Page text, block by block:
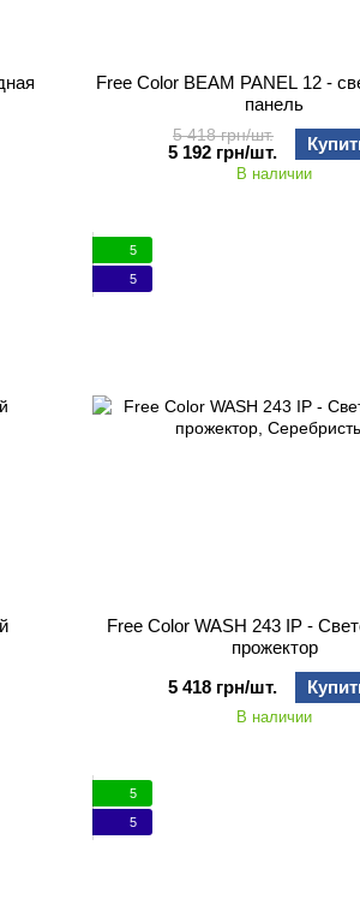
Free Color BEAM PANEL 12 -
панель
5 418 грн/шт.
5 192 грн/шт.
В наличии
5
5
Free Color WASH 243 IP -
прожектор
5 418 грн/шт.
В наличии
5
5